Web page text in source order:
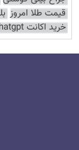
قیمت طلا امروز
خرید اکانت chatgpt